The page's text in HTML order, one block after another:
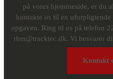
på vores hjemmeside, er du
kontakte os til en
opgaven. Ring til os på telefon
rbm@tracktec.dk. Vi besvarer
Kontakt